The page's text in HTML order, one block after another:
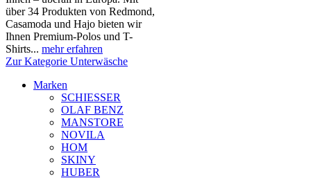
über 34 Produkten von Redmond,
Casamoda und Hajo bieten wir
Ihnen Premium-Polos und T-
Shirts... mehr erfahren
Zur Kategorie Unterwäsche
Marken
SCHIESSER
OLAF BENZ
MANSTORE
NOVILA
HOM
SKINY
HUBER